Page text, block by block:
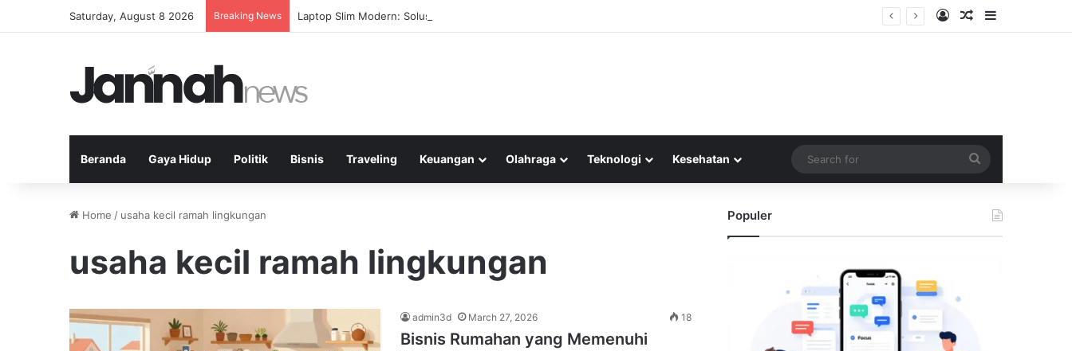
Saturday, August 8 2026 Breaking News Laptop Slim Modern: Solusi Ideal untuk Eksekutif Muda di Era Teknologi Terkini Log InRandom Article
Sidebar
Beranda Gaya Hidup Politik Bisnis Traveling Keuangan Olahraga Teknologi Kesehatan
for
Home / usaha kecil ramah lingkungan
usaha kecil ramah lingkungan
admin3d March 27, 2026 18
Bisnis Rumahan yang Memenuhi
Populer